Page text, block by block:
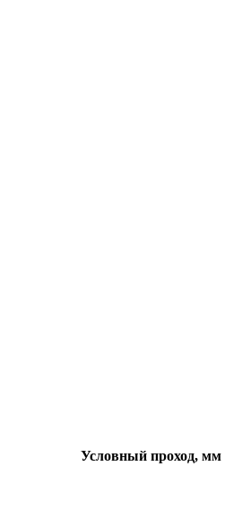
Условный проход, мм